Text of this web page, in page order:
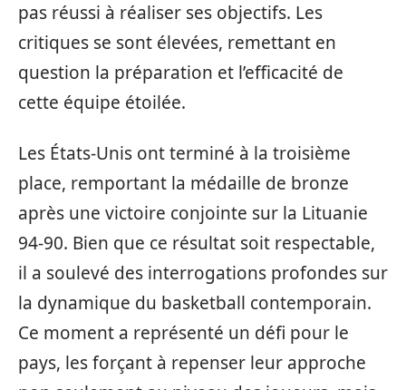
pas réussi à réaliser ses objectifs. Les
critiques se sont élevées, remettant en
question la préparation et l’efficacité de
cette équipe étoilée.
Les États-Unis ont terminé à la troisième
place, remportant la médaille de bronze
après une victoire conjointe sur la Lituanie
94-90. Bien que ce résultat soit respectable,
il a soulevé des interrogations profondes sur
la dynamique du basketball contemporain.
Ce moment a représenté un défi pour le
pays, les forçant à repenser leur approche